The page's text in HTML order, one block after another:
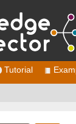
Tutorial